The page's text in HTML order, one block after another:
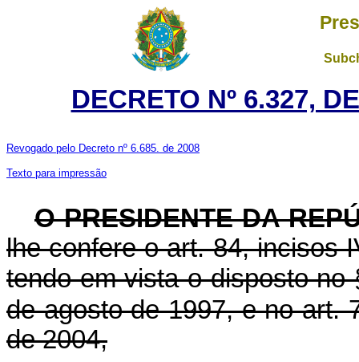
DECRETO Nº 6.327,
Revogado pelo Decreto nº 6.685. de 2008
Texto para impressão
O PRESIDENTE DA
lhe confere o art. 84, incisos
tendo em vista o disposto no
de agosto de 1997, e no art.
de 2004,